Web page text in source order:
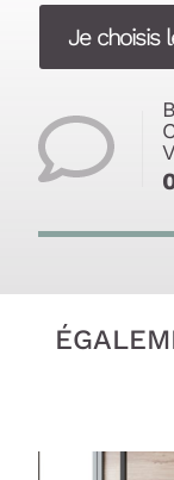
Je choisis